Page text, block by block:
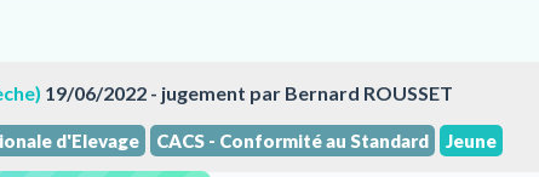
19/06/2022 - jugement par Bernard ROUSSET
d'Elevage CACS - Conformité au Standard Jeune